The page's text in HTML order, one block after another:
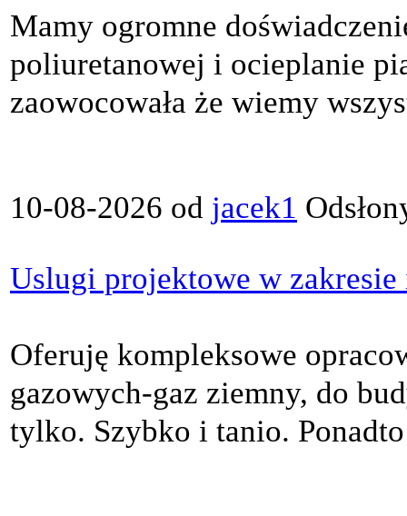
Mamy ogromne
poliuretanowej i ocieplanie
zaowocowała że wiemy
10-08-2026 od jacek1
Uslugi projektowe w
Oferuję kompleksowe
gazowych-gaz ziemny, do
tylko. Szybko i tanio.